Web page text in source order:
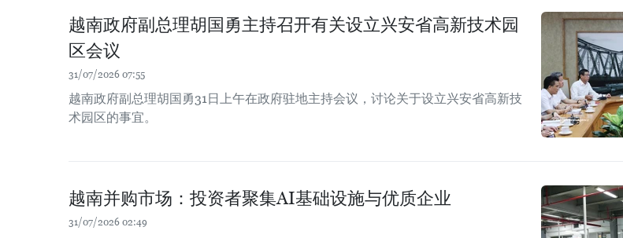
越南政府副总理胡国勇主持召开有关设立兴安省高新技术园
区会议
31/07/2026 07:55
越南政府副总理胡国勇31日上午在政府驻地主持会议，讨论关于设立兴安省高新技
术园区的事宜。
越南并购市场：投资者聚集AI基础设施与优质企业
31/07/2026 02:49